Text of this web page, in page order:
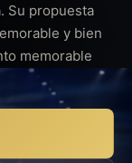
Su propuesta
y bien
memorable